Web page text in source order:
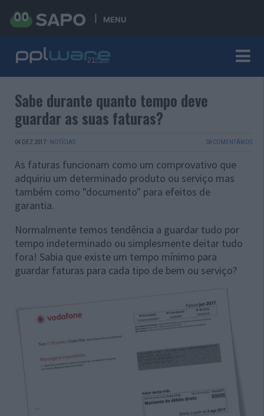
MENU
Sabe durante quanto tempo deve
guardar as suas faturas?
04 DEZ 2017 · NOTÍCIAS 38 COMENTÁRIOS
As faturas funcionam como um comprovativo que
adquiriu um determinado produto ou serviço mas
também como "documento" para efeitos de
garantia.
Normalmente temos tendência a guardar tudo por
tempo indeterminado ou simplesmente deitar tudo
fora! Sabia que existe um tempo mínimo para
guardar faturas para cada tipo de bem ou serviço?